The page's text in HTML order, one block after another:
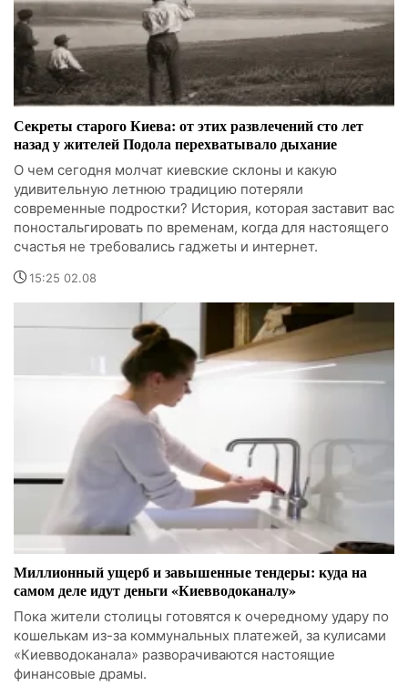
Секреты старого Киева: от этих развлечений сто лет
назад у жителей Подола перехватывало дыхание
О чем сегодня молчат киевские склоны и какую
удивительную летнюю традицию потеряли
современные подростки? История, которая заставит вас
поностальгировать по временам, когда для настоящего
счастья не требовались гаджеты и интернет.
15:25 02.08
Миллионный ущерб и завышенные тендеры: куда на
самом деле идут деньги «Киевводоканалу»
Пока жители столицы готовятся к очередному удару по
кошелькам из-за коммунальных платежей, за кулисами
«Киевводоканала» разворачиваются настоящие
финансовые драмы.